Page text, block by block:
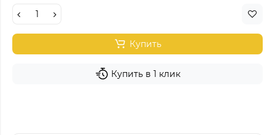
Купить
Купить в 1 клик